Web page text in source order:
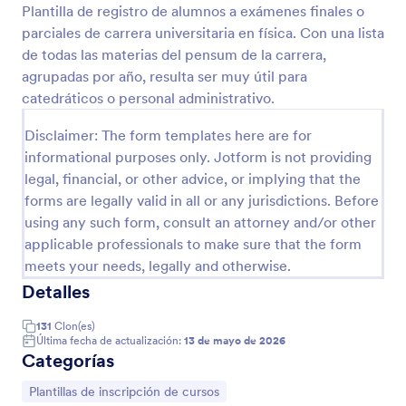
Plantilla de registro de alumnos a exámenes finales o
parciales de carrera universitaria en física. Con una lista
de todas las materias del pensum de la carrera,
agrupadas por año, resulta ser muy útil para
catedráticos o personal administrativo.
Disclaimer: The form templates here are for
informational purposes only. Jotform is not providing
legal, financial, or other advice, or implying that the
forms are legally valid in all or any jurisdictions. Before
using any such form, consult an attorney and/or other
applicable professionals to make sure that the form
meets your needs, legally and otherwise.
Detalles
131 Clon(es)
Última fecha de actualización: 13 de mayo de 2026
Categorías
Ir a Categoría:
Plantillas de inscripción de cursos
Vista previa